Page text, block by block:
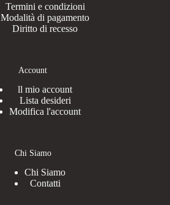
Termini e condizioni
Modalità di pagamento
Diritto di recesso
Account
ll mio account
Lista desideri
Modifica l'account
Chi Siamo
Chi Siamo
Contatti